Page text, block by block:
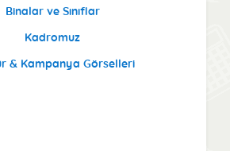
Binalar ve Sınıflar
Kadromuz
& Kampanya Görselleri